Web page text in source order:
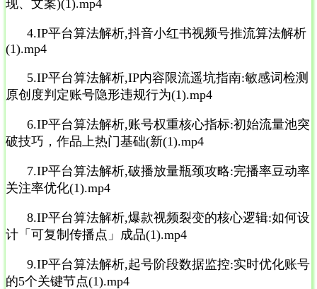
现、文案)(1).mp4
4.IP平台算法解析,抖音小红书视频号推流算法解析
(1).mp4
5.IP平台算法解析,IP内容限流遥坑指南:敏感词检测
原创度判定账号隐形违规行为(1).mp4
6.IP平台算法解析,账号权重核心指标:初始流量池突
破技巧，作品上热门基础(新(1).mp4
7.IP平台算法解析,破播放量瓶颈攻略:完播率豆动率
关注率优化(1).mp4
8.IP平台算法解析,爆款视频裂变的核心逻辑:如何设
计「可复制传播点」成品(1).mp4
9.IP平台算法解析,起号阶段数据监控:实时优化账号
的5个关键节点(1).mp4